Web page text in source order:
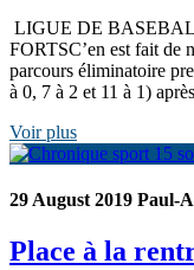
LIGUE DE
FORTSC’en est fait de
parcours éliminatoire
à 0, 7 à 2 et 11 à 1)
Voir plus
29 August 2019 Paul-
Place à la